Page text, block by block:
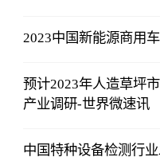
2023中国新能源商用
预计2023年人造草坪
产业调研-世界微速讯
中国特种设备检测行